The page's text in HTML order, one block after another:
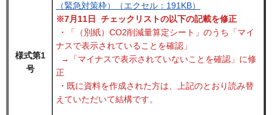
様式第1
号
（緊急対策枠）（エクセル：191KB）
※7月11日 チェックリストの以下の記載を修正
・「（別紙）CO2削減量算定シート」のうち「マイ
ナスで表示されていることを確認」
→「マイナスで表示されていないことを確認」に修
正
・既に資料を作成された方は、上記のとおり読み替
えていただいて結構です。